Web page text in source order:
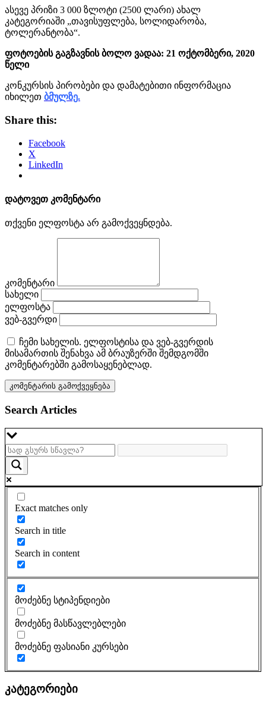
ასევე პრიზი 3 000 ზლოტი (2500 ლარი) ახალ
კატეგორიაში „თავისუფლება, სოლიდარობა,
ტოლერანტობა“.
ფოტოების გაგზავნის ბოლო ვადაა: 21 ოქტომბერი, 2020
წელი
კონკურსის პირობები და დამატებითი ინფორმაცია
იხილეთ ბმულზე.
Share this:
Facebook
X
LinkedIn
დატოვეთ კომენტარი
თქვენი ელფოსტა არ გამოქვეყნდება.
კომენტარი
სახელი
ელფოსტა
ვებ-გვერდი
ჩემი სახელის. ელფოსტისა და ვებ-გვერდის
მისამართის შენახვა ამ ბრაუზერში შემდგომში
კომენტარებში გამოსაყენებლად.
Search Articles
Exact matches only
Search in title
Search in content
მოძებნე სტიპენდიები
მოძებნე მასწავლებლები
მოძებნე ფასიანი კურსები
კატეგორიები